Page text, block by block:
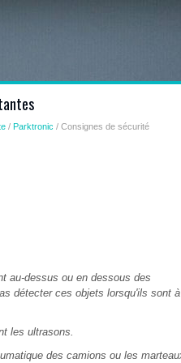
/ Parktronic / Consignes de sécurité
au-dessus ou en dessous des
détecter ces objets lorsqu'ils sont à
les ultrasons.
des camions ou les